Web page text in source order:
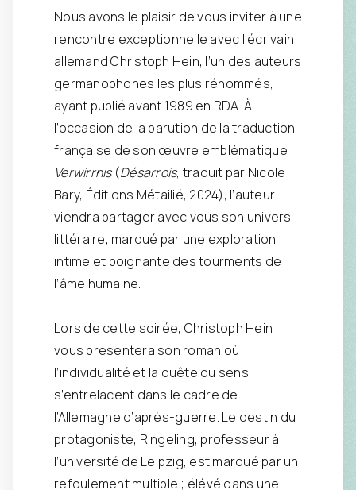
Nous avons le plaisir de vous inviter à une
rencontre exceptionnelle avec l’écrivain
allemand Christoph Hein, l’un des auteurs
germanophones les plus rénommés,
ayant publié avant 1989 en RDA. À
l’occasion de la parution de la traduction
française de son œuvre emblématique
Verwirrnis(Désarrois, traduit par Nicole
Bary, Éditions Métailié, 2024), l’auteur
viendra partager avec vous son univers
littéraire, marqué par une exploration
intime et poignante des tourments de
l’âme humaine.
Lors de cette soirée, Christoph Hein
vous présentera son roman où
l’individualité et la quête du sens
s’entrelacent dans le cadre de
l’Allemagne d’après-guerre. Le destin du
protagoniste, Ringeling, professeur à
l’université de Leipzig, est marqué par un
refoulement multiple ; élévé dans une